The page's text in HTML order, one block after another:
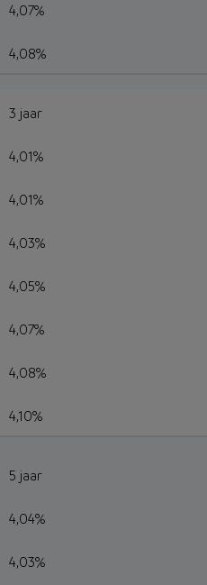
4,07%
4,08%
3 jaar
4,01%
4,01%
4,03%
4,05%
4,07%
4,08%
4,10%
5 jaar
4,04%
4,03%